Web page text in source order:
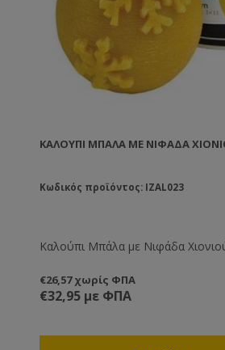
ΚΑΛΟΎΠΙ ΜΠΆΛΑ ΜΕ ΝΙΦΆΔΑ
Κωδικός προϊόντος: IZAL023
Καλούπι Μπάλα με Νιφάδα
€26,57 χωρίς ΦΠΑ
€32,95 με ΦΠΑ